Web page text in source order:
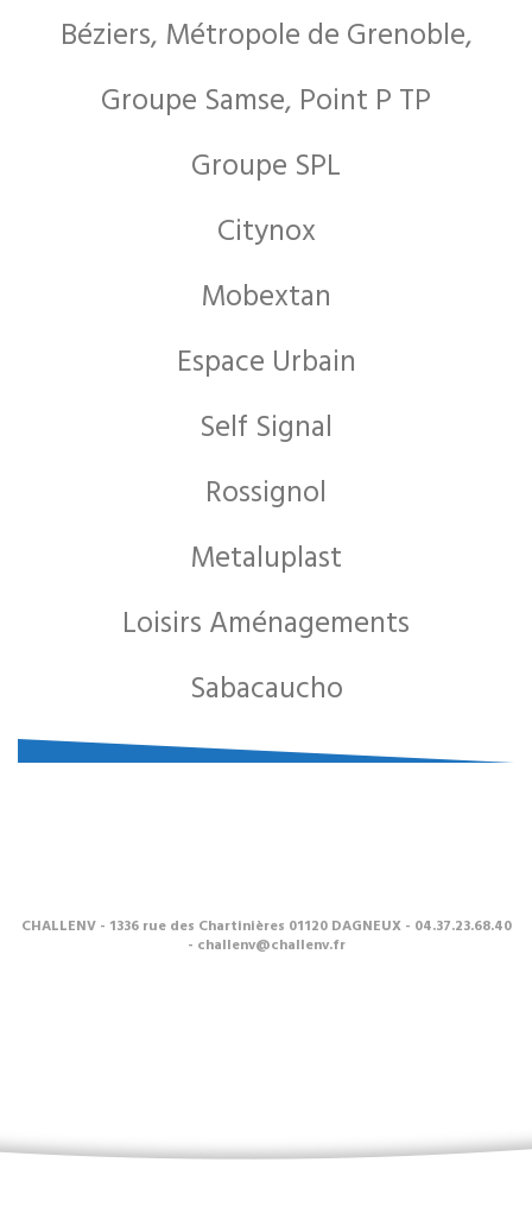
Béziers, Métropole de Grenoble,
Groupe Samse, Point P TP
Groupe SPL
Citynox
Mobextan
Espace Urbain
Self Signal
Rossignol
Metaluplast
Loisirs Aménagements
Sabacaucho
CHALLENV - 1336 rue des Chartinières 01120 DAGNEUX - 04.37.23.68.40
- challenv@challenv.fr